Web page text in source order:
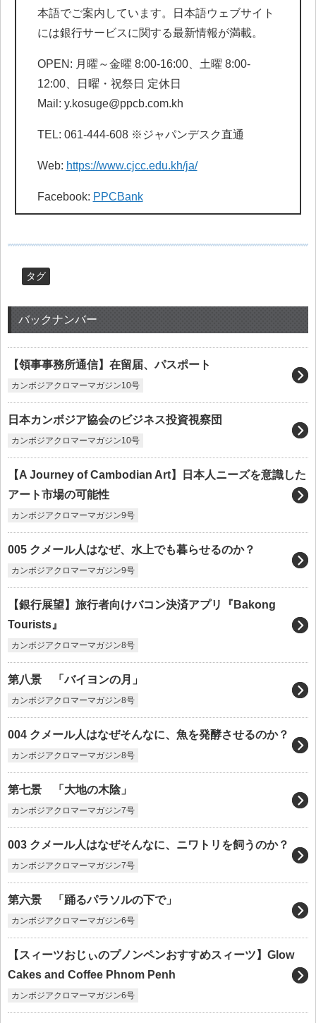
本語でご案内しています。日本語ウェブサイト
には銀行サービスに関する最新情報が満載。
OPEN: 月曜～金曜 8:00-16:00、土曜 8:00-
12:00、日曜・祝祭日 定休日
Mail: y.kosuge@ppcb.com.kh
TEL: 061-444-608 ※ジャパンデスク直通
Web: https://www.cjcc.edu.kh/ja/
Facebook: PPCBank
タグ
バックナンバー
【領事事務所通信】在留届、パスポート
カンボジアクロマーマガジン10号
日本カンボジア協会のビジネス投資視察団
カンボジアクロマーマガジン10号
【A Journey of Cambodian Art】日本人ニーズを意識した
アート市場の可能性
カンボジアクロマーマガジン9号
005 クメール人はなぜ、水上でも暮らせるのか？
カンボジアクロマーマガジン9号
【銀行展望】旅行者向けバコン決済アプリ『Bakong
Tourists』
カンボジアクロマーマガジン8号
第八景 「バイヨンの月」
カンボジアクロマーマガジン8号
004 クメール人はなぜそんなに、魚を発酵させるのか？
カンボジアクロマーマガジン8号
第七景 「大地の木陰」
カンボジアクロマーマガジン7号
003 クメール人はなぜそんなに、ニワトリを飼うのか？
カンボジアクロマーマガジン7号
第六景 「踊るパラソルの下で」
カンボジアクロマーマガジン6号
【スィーツおじぃのプノンペンおすすめスィーツ】Glow
Cakes and Coffee Phnom Penh
カンボジアクロマーマガジン6号